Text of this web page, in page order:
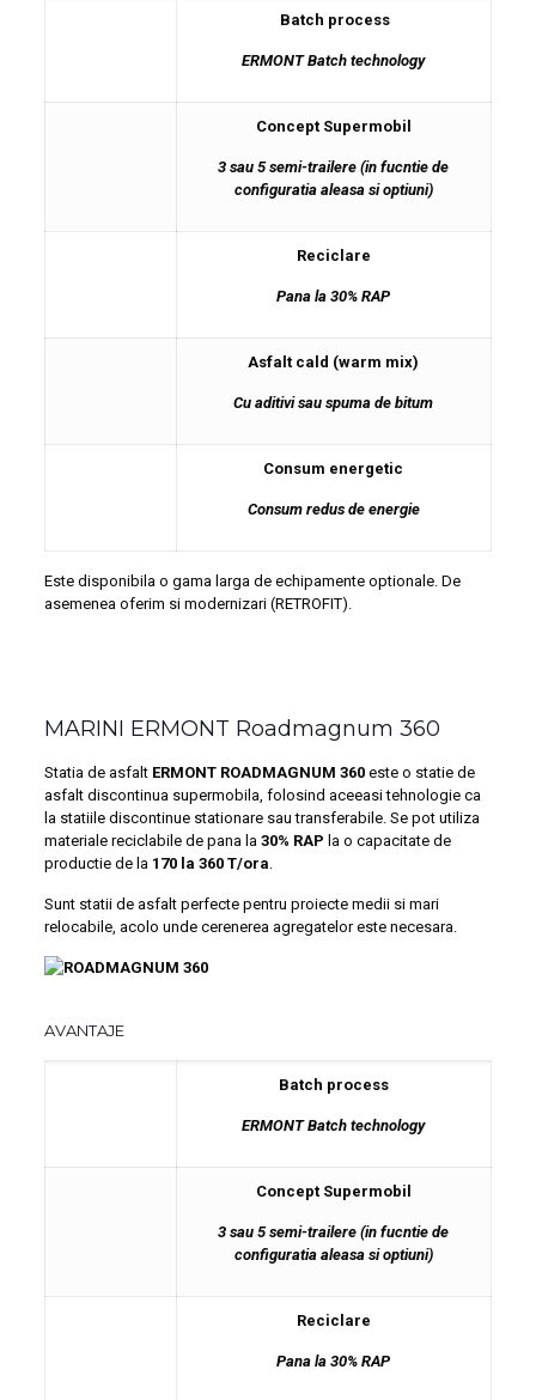
Batch process
ERMONT Batch technology
Concept Supermobil
3 sau 5 semi-trailere (in fucntie de
configuratia aleasa si optiuni)
Reciclare
Pana la 30% RAP
Asfalt cald (warm mix)
Cu aditivi sau spuma de bitum
Consum energetic
Consum redus de energie
Este disponibila o gama larga de echipamente optionale. De
asemenea oferim si modernizari (RETROFIT).
MARINI ERMONT Roadmagnum 360
Statia de asfalt ERMONT ROADMAGNUM 360 este o statie de
asfalt discontinua supermobila, folosind aceeasi tehnologie ca
la statiile discontinue stationare sau transferabile. Se pot utiliza
materiale reciclabile de pana la 30% RAP la o capacitate de
productie de la 170 la 360 T/ora
Sunt statii de asfalt perfecte pentru proiecte medii si mari
relocabile, acolo unde cerenerea agregatelor este necesara.
AVANTAJE
Batch process
ERMONT Batch technology
Concept Supermobil
3 sau 5 semi-trailere (in fucntie de
configuratia aleasa si optiuni)
Reciclare
Pana la 30% RAP